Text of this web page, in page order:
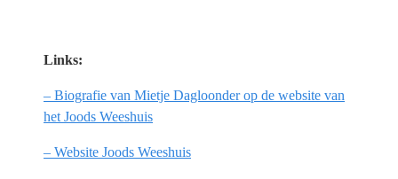
Links:
– Biografie van Mietje Dagloonder op de website van
het Joods Weeshuis
– Website Joods Weeshuis